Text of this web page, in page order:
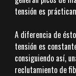
tensión es
A diferencia de
tensión es
consiguiendo así,
reclutamiento de